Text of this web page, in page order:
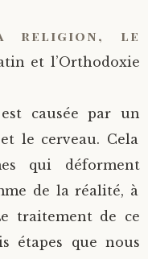
religion, le
et l’Orthodoxie
causée par un
le cerveau. Cela
qui déforment
de la réalité, à
traitement de ce
étapes que nous